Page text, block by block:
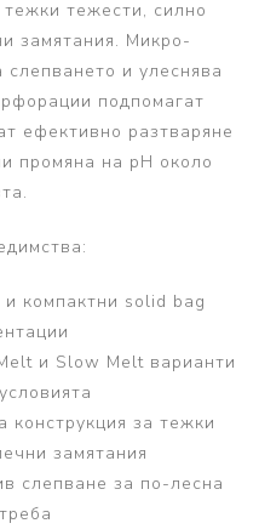
тежести, силно
замятания. Микро-
слепването и улеснява
подпомагат
ефективно разтваряне
промяна на pH около
компактни solid bag
и Slow Melt варианти
конструкция за тежки
замятания
слепване за по-лесна